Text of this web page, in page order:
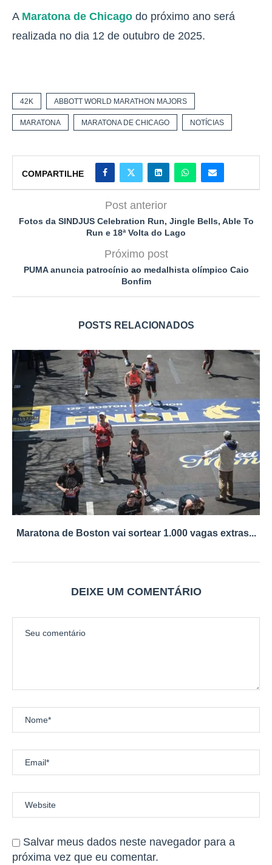
A Maratona de Chicago do próximo ano será
realizada no dia 12 de outubro de 2025.
42K ABBOTT WORLD MARATHON MAJORS
MARATONA MARATONA DE CHICAGO NOTÍCIAS
COMPARTILHE
Post anterior
Fotos da SINDJUS Celebration Run, Jingle Bells, Able To
Run e 18ª Volta do Lago
Próximo post
PUMA anuncia patrocínio ao medalhista olímpico Caio
Bonfim
POSTS RELACIONADOS
Maratona de Boston vai sortear 1.000 vagas extras...
DEIXE UM COMENTÁRIO
Salvar meus dados neste navegador para a
próxima vez que eu comentar.